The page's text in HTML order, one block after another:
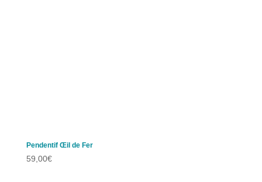
Pendentif Œil de Fer
59,00€